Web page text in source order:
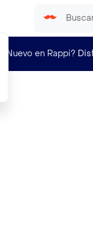
¿Nuevo en Rappi?